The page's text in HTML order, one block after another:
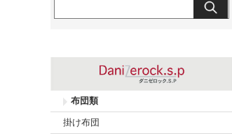
布団類
掛け布団